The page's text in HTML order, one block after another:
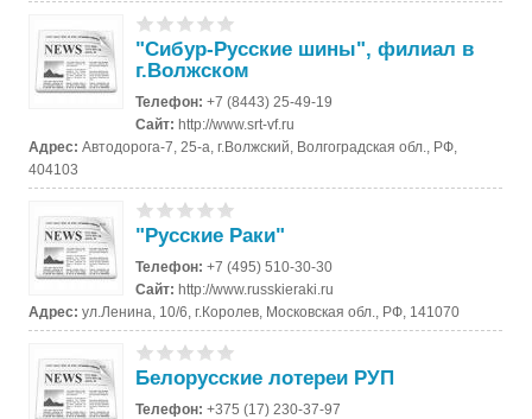
"Сибур-Русские шины", филиал в
г.Волжском
Телефон:+7 (8443) 25-49-19
Сайт:http://www.srt-vf.ru
Адрес:Автодорога-7, 25-а, г.Волжский, Волгоградская обл., РФ,
404103
"Русские Раки"
Телефон:+7 (495) 510-30-30
Сайт:http://www.russkieraki.ru
Адрес:ул.Ленина, 10/6, г.Королев, Московская обл., РФ, 141070
Белорусские лотереи РУП
Телефон:+375 (17) 230-37-97